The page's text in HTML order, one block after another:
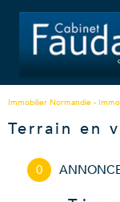
Immobilier Normandie -
Terrain en
0